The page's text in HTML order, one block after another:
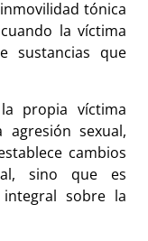
tónica
la víctima
sustancias que
propia víctima
sexual,
cambios
sino que es
sobre la